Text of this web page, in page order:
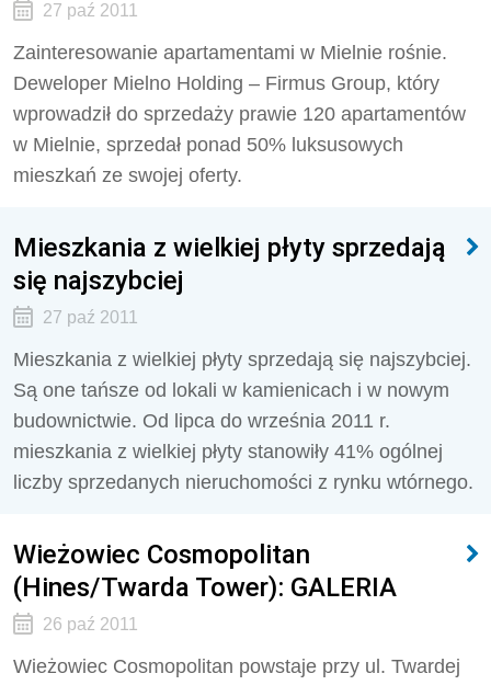
27 paź 2011
Zainteresowanie apartamentami w Mielnie rośnie.
Deweloper Mielno Holding – Firmus Group, który
wprowadził do sprzedaży prawie 120 apartamentów
w Mielnie, sprzedał ponad 50% luksusowych
mieszkań ze swojej oferty.
Mieszkania z wielkiej płyty sprzedają
się najszybciej
27 paź 2011
Mieszkania z wielkiej płyty sprzedają się najszybciej.
Są one tańsze od lokali w kamienicach i w nowym
budownictwie. Od lipca do września 2011 r.
mieszkania z wielkiej płyty stanowiły 41% ogólnej
liczby sprzedanych nieruchomości z rynku wtórnego.
Wieżowiec Cosmopolitan
(Hines/Twarda Tower): GALERIA
26 paź 2011
Wieżowiec Cosmopolitan powstaje przy ul. Twardej